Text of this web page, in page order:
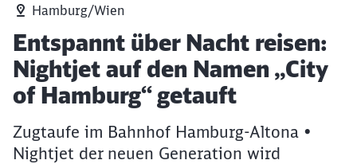
Hamburg/Wien
Artikel:
Entspannt über Nacht reisen:
Nightjet auf den Namen „City
of Hamburg“ getauft
Zugtaufe im Bahnhof Hamburg-Altona •
Nightjet der neuen Generation wird